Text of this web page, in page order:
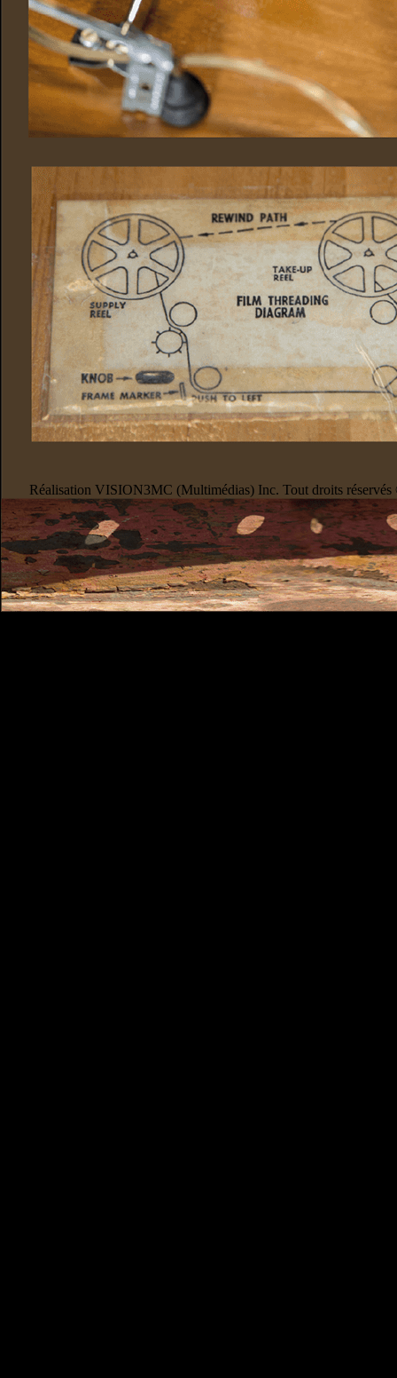
Réalisation VISION3MC (Multimédias) Inc. Tout droits